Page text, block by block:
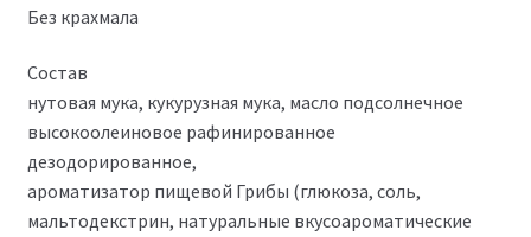
Без крахмала
Состав
нутовая мука, кукурузная мука, масло подсолнечное
высокоолеиновое рафинированное
дезодорированное,
ароматизатор пищевой Грибы (глюкоза, соль,
мальтодекстрин, натуральные вкусоароматические